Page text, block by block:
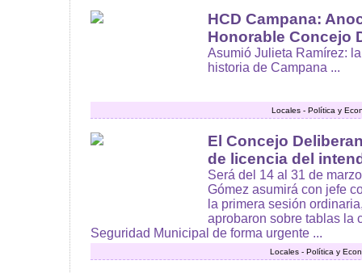
HCD Campana:
Honorable Concejo
Asumió Julieta Ramírez:
historia de Campana ...
Locales - Política y
El Concejo
de licencia del
Será del 14 al 31 de
Gómez asumirá con jefe
la primera sesión
aprobaron sobre tablas la
Seguridad Municipal de forma urgente ...
Locales - Política y